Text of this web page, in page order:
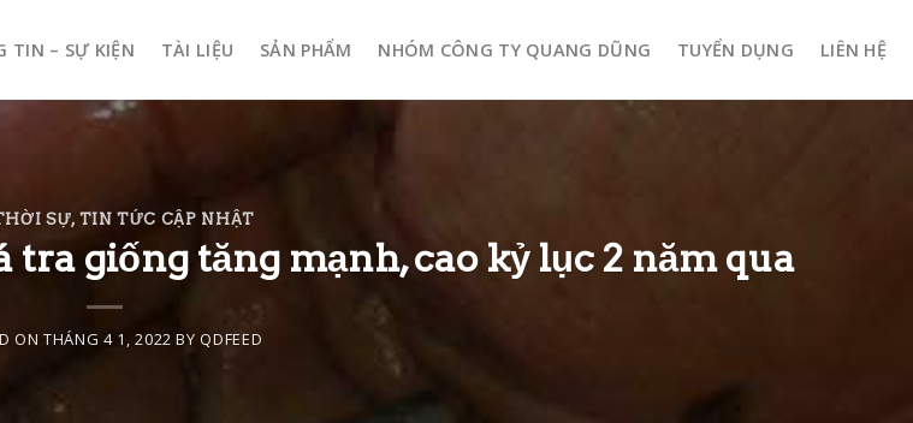
TIN – SỰ KIỆN TÀI LIỆU SẢN PHẨM NHÓM CÔNG TY QUANG DŨNG TUYỂN DỤNG LIÊN HỆ
SỰ, TIN TỨC CẬP NHẬT
giống tăng mạnh, cao kỷ lục 2 năm qua
ONTHÁNG 4 1, 2022 BY QDFEED